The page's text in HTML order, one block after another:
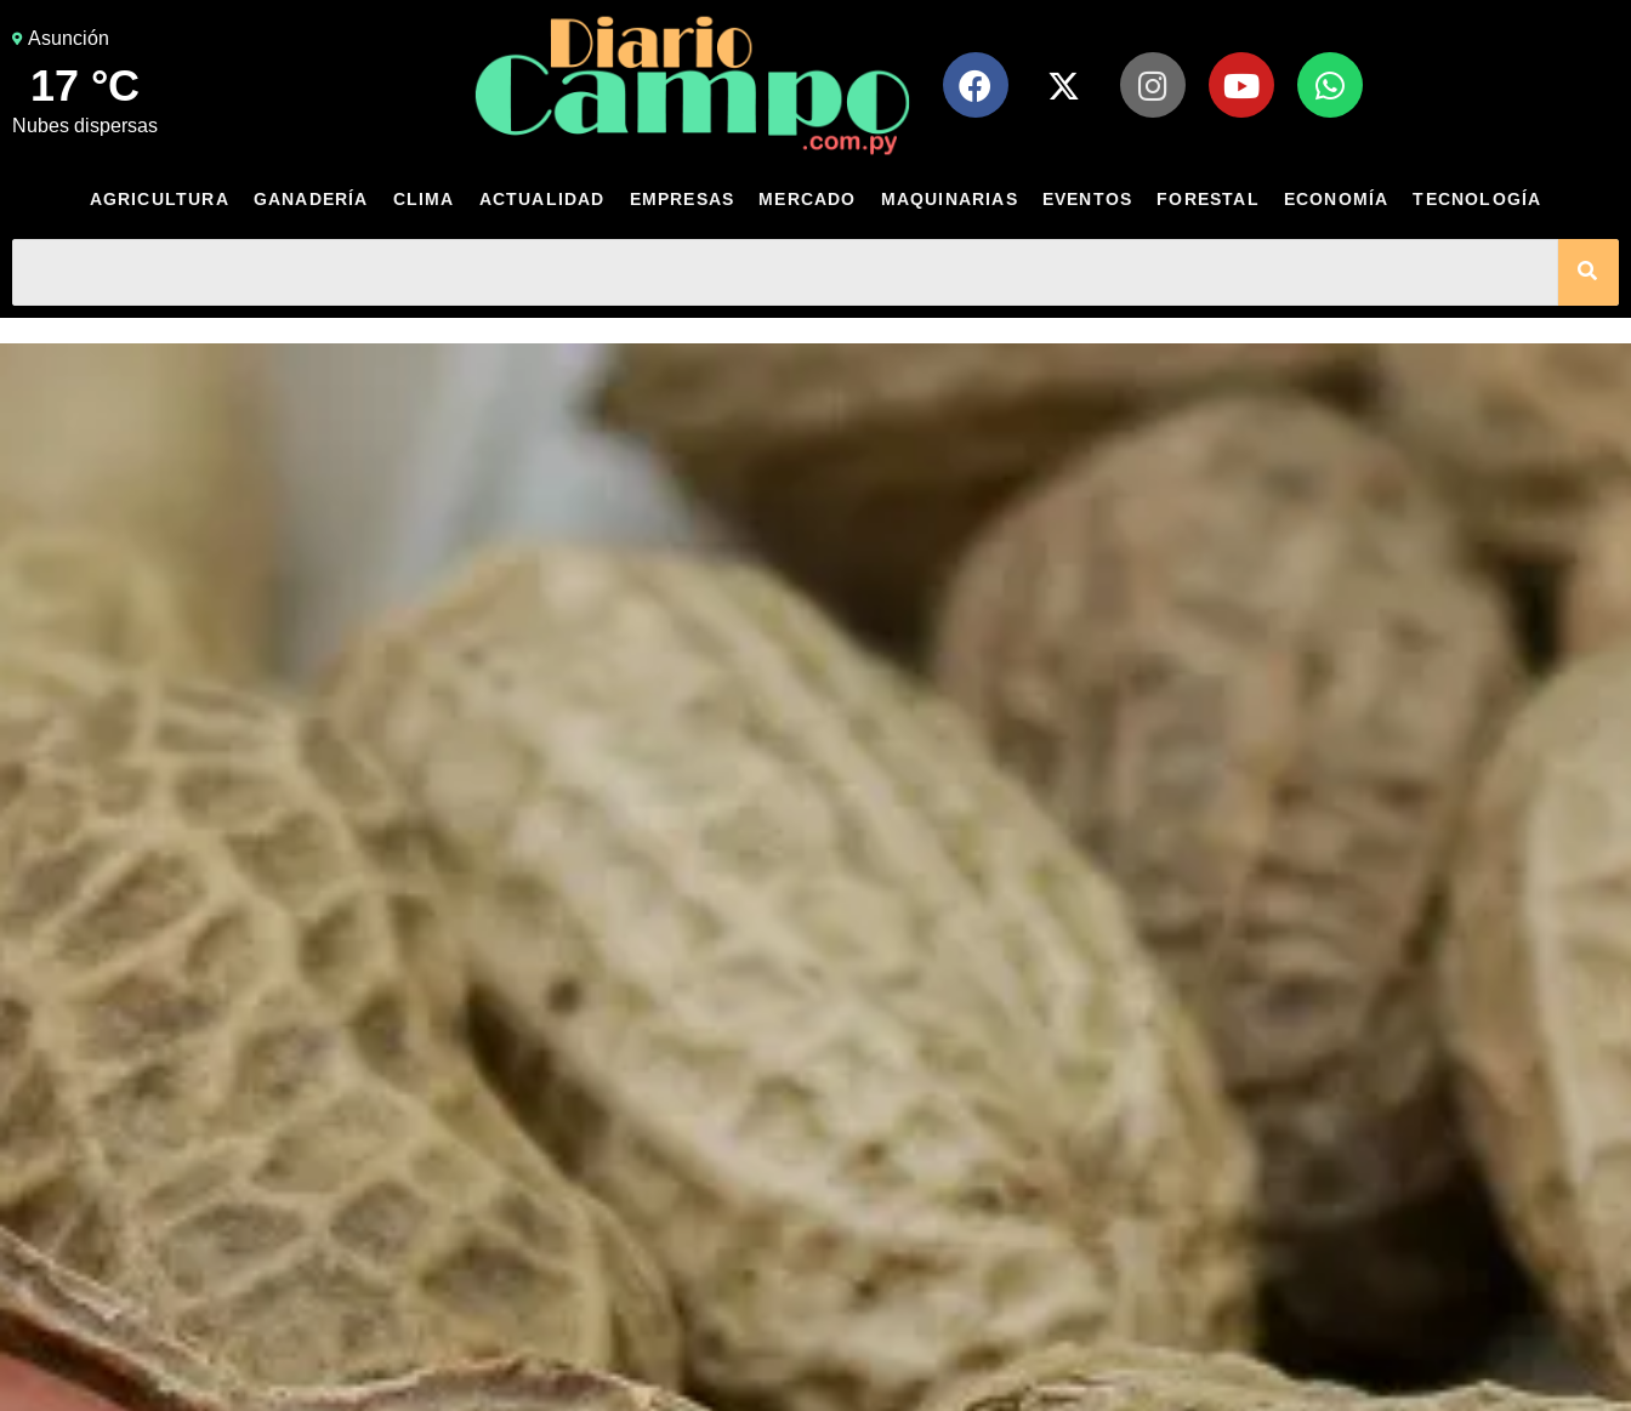
Asunción
17 °C
nubes dispersas
AGRICULTURA GANADERÍA CLIMA ACTUALIDAD EMPRESAS MERCADO MAQUINARIAS EVENTOS FORESTAL ECONOMÍA TECNOLOGÍA